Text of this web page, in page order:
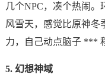
几个NPC，凑个热闹。
风雪天，感觉比原神冬
力，自己动点脑子 ***
5. 幻想神域